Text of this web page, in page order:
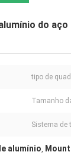
do
tipo de
Tamanho
Sistema de
alumínio,